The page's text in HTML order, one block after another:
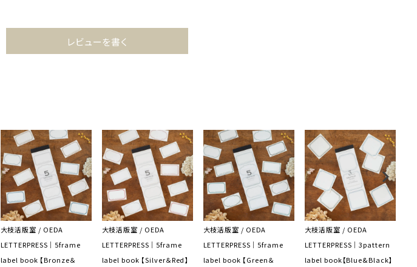
レビューを書く
大枝活版室 / OEDA
LETTERPRESS｜5frame
label book 【Bronze＆
大枝活版室 / OEDA
LETTERPRESS｜5frame
label book 【Silver＆Red】
大枝活版室 / OEDA
LETTERPRESS｜5frame
label book 【Green＆
大枝活版室 / OEDA
LETTERPRESS｜3pattern
label book【Blue&Black】